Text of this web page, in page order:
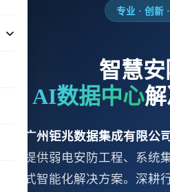
专业 · 创新
智慧安
AI数据中心
广州钜兆数据集成有限公司
提供弱电安防工程、系统集
式智能化解决方案。深耕